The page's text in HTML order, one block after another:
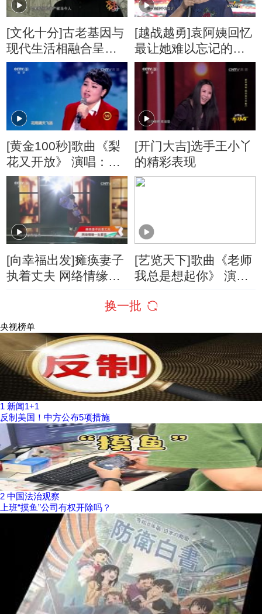
[文化十分]古老基因与
现代生活相融合呈现
新魅力
[越战越勇]袁阿姨回忆
最让她难以忘记的案
例
[黄金100秒]歌曲《梨
花又开放》 演唱：张
凡
[开门大吉]选手王小丫
的精彩表现
[向幸福出发]瘫痪妻子
执着丈夫 网络情缘一
[艺览天下]歌曲《老师
我总是想起你》 演
换一批
央视榜单
1 新闻1+1
反制美国！中方公布5项措施
2 中国法治观察
上班“摸鱼”公司有权开除吗？